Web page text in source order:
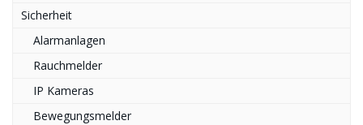
Sicherheit
Alarmanlagen
Rauchmelder
IP Kameras
Bewegungsmelder